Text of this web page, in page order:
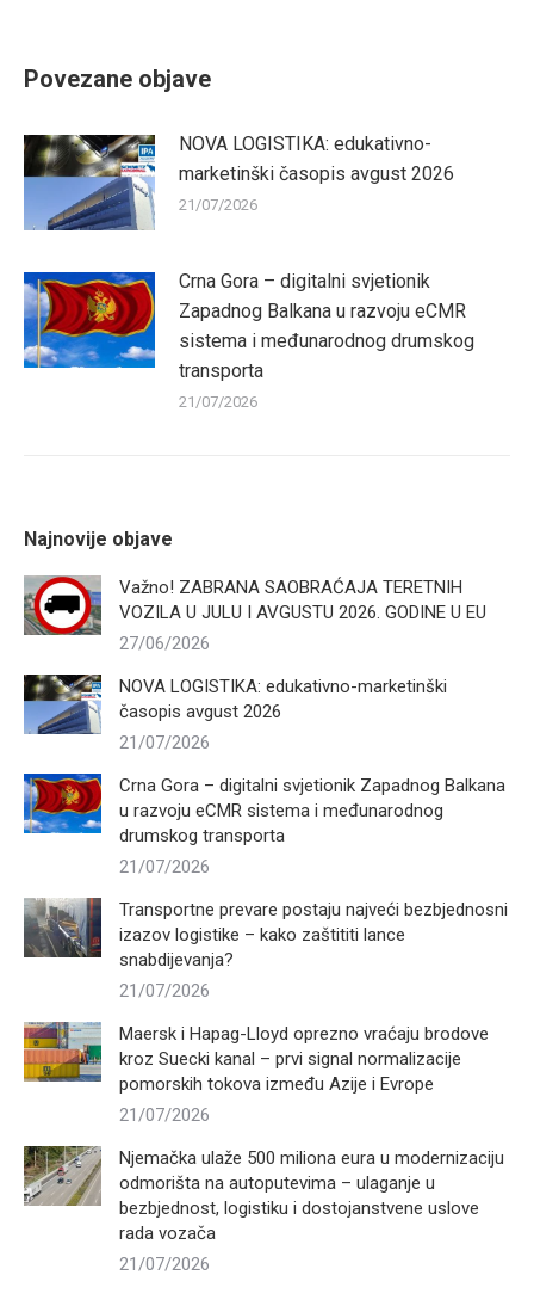
Povezane objave
NOVA LOGISTIKA: edukativno-
marketinški časopis avgust 2026
21/07/2026
Crna Gora – digitalni svjetionik
Zapadnog Balkana u razvoju eCMR
sistema i međunarodnog drumskog
transporta
21/07/2026
Najnovije objave
Važno! ZABRANA SAOBRAĆAJA TERETNIH
VOZILA U JULU I AVGUSTU 2026. GODINE U EU
27/06/2026
NOVA LOGISTIKA: edukativno-marketinški
časopis avgust 2026
21/07/2026
Crna Gora – digitalni svjetionik Zapadnog Balkana
u razvoju eCMR sistema i međunarodnog
drumskog transporta
21/07/2026
Transportne prevare postaju najveći bezbjednosni
izazov logistike – kako zaštititi lance
snabdijevanja?
21/07/2026
Maersk i Hapag-Lloyd oprezno vraćaju brodove
kroz Suecki kanal – prvi signal normalizacije
pomorskih tokova između Azije i Evrope
21/07/2026
Njemačka ulaže 500 miliona eura u modernizaciju
odmorišta na autoputevima – ulaganje u
bezbjednost, logistiku i dostojanstvene uslove
rada vozača
21/07/2026